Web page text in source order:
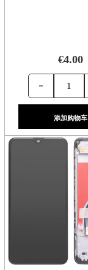
€4.00
-
添加购物车